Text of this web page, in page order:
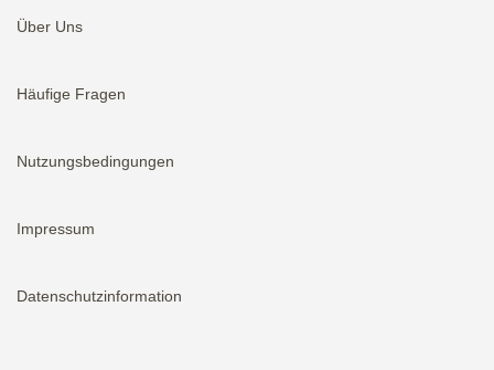
Über Uns
Häufige Fragen
Nutzungsbedingungen
Impressum
Datenschutzinformation